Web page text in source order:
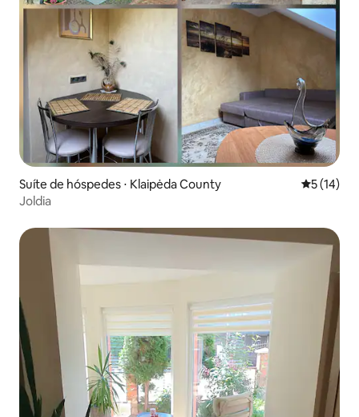
Suíte de hóspedes ⋅ Klaipėda County 5 de uma
5 (14)
Joldia